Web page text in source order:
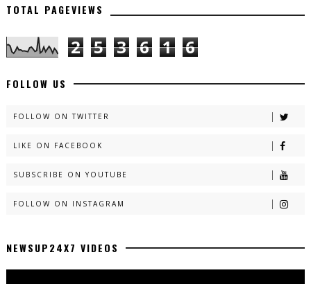
TOTAL PAGEVIEWS
2 5 3 6 1 6
FOLLOW US
FOLLOW ON TWITTER
LIKE ON FACEBOOK
SUBSCRIBE ON YOUTUBE
FOLLOW ON INSTAGRAM
NEWSUP24X7 VIDEOS